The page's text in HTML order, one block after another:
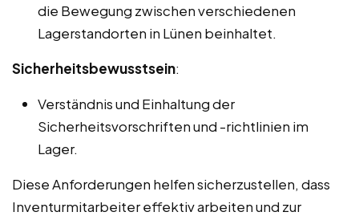
die Bewegung zwischen verschiedenen
Lagerstandorten in Lünen beinhaltet.
Sicherheitsbewusstsein:
Verständnis und Einhaltung der
Sicherheitsvorschriften und -richtlinien im
Lager.
Diese Anforderungen helfen sicherzustellen, dass
Inventurmitarbeiter effektiv arbeiten und zur